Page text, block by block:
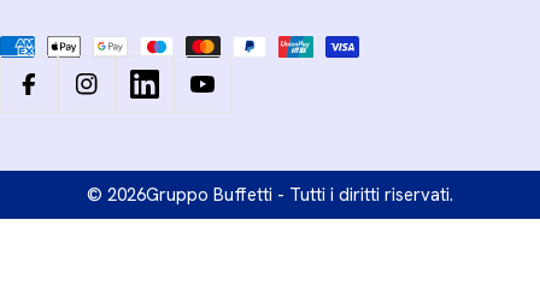
Metodi
di
pagamento
FacebookInstagramLinkedInYouTube
© 2026Gruppo Buffetti - Tutti i diritti riservati.